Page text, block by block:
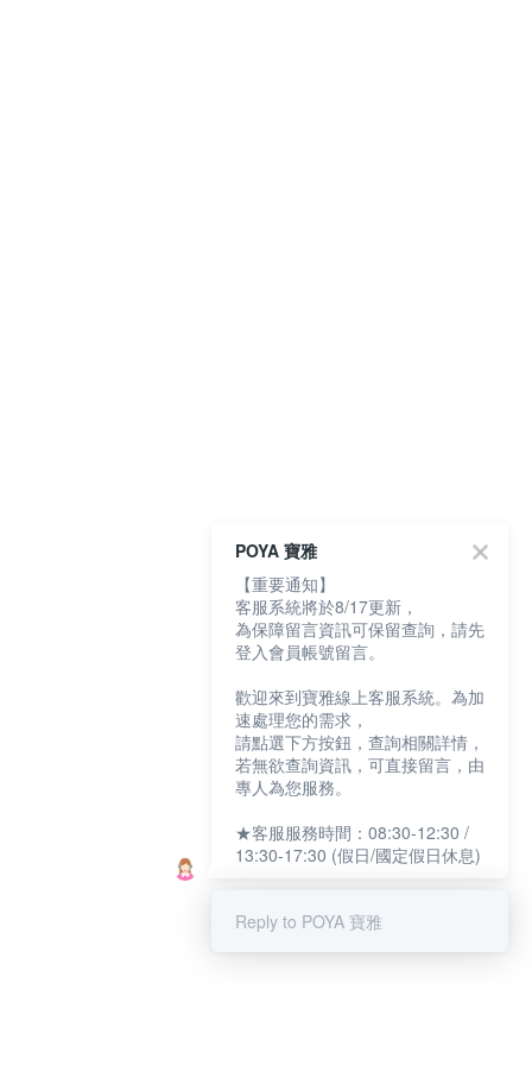
POYA 寶雅
【重要通知】
客服系統將於8/17更新，
為保障留言資訊可保留查詢，請先
登入會員帳號留言。
歡迎來到寶雅線上客服系統。為加
速處理您的需求，
請點選下方按鈕，查詢相關詳情，
若無欲查詢資訊，可直接留言，由
專人為您服務。
★客服服務時間：08:30-12:30 /
13:30-17:30 (假日/國定假日休息)
Reply to POYA 寶雅